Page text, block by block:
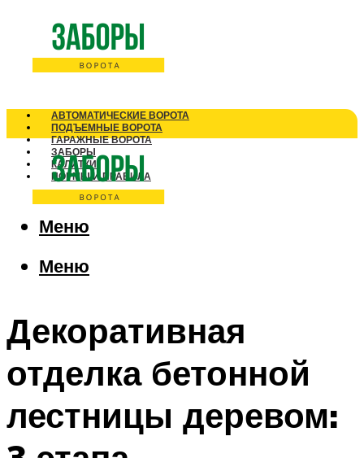
АВТОМАТИЧЕСКИЕ ВОРОТА
ПОДЪЕМНЫЕ ВОРОТА
ГАРАЖНЫЕ ВОРОТА
ЗАБОРЫ
КАЛИТКИ
НОРМЫ И ПРАВИЛА
Меню
Меню
Декоративная
отделка бетонной
лестницы деревом: